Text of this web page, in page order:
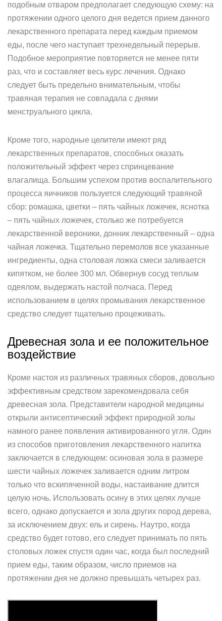
подобным отваром предполагает следующую схему: на
протяжении одного целого дня ведется прием данного
лекарственного препарата перед каждым приемом
еды, после чего наступает трехнедельный перерыв.
Подобное мероприятие повторяется не менее пяти
раз, что и составляет весь курс лечения. Однако
следует быть предельно внимательным, чтобы
травяная терапия не совпадала с днями
менструального цикла.
Кроме того, народные целители имеют ряд
лекарственных препаратов, способных оказать
положительный эффект через спринцевание
влагалища. Большим успехом против воспалительного
процесса яичников пользуется следующий травяной
сбор: ромашка, цветки – пять чайных ложечек, яснотка
– пять чайных ложечек, столько же потребуется
лекарственной вероники, донник лекарственный – одна
чайная ложечка. Тщательно перемолов все указанные
ингредиенты, одна столовая ложка смеси заливается
кипятком, не более 300 мл. Обвернув сосуд теплым
одеялом, выдержать настой полчаса. Перед
использованием в целях промывания лекарственное
средство следует тщательно процеживать.
Древесная зола и ее положительное
воздействие
Кроме настоя из различных травяных сборов, довольно
эффективным средством зарекомендовала себя
древесная зола. Представители народной медицины
открыли антисептический эффект природной золы
намного ранее появления активированного угля. Один
из способов приготовления лекарственного напитка
заключается в следующем: осиновая зола в размере
шести чайных ложечек заливается одним литром
только что вскипяченной воды, настаивание длится
целую ночь. Использовать осину в этих целях лучше
всего, однако допускается и зола других пород дерева,
за исключением двух: ель и сирень. Наутро, когда
средство будет готово, его следует принимать по пять
столовых ложек спустя один час, когда был последний
прием еды, таким образом, число приемов на
протяжении дня не должно превышать четырех раз.